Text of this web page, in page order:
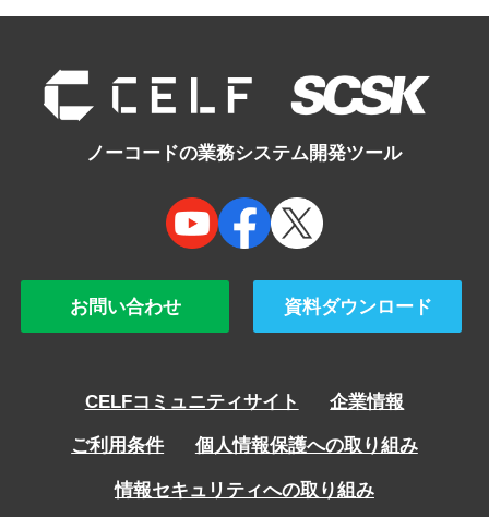
navigation
ノーコードの業務システム開発ツール
お問い合わせ 資料ダウンロード
CELFコミュニティサイト 企業情報
ご利用条件 個人情報保護への取り組み
情報セキュリティへの取り組み